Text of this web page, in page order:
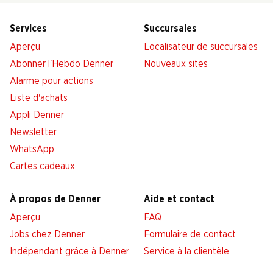
Services
Aperçu
Abonner l'Hebdo Denner
Alarme pour actions
Liste d'achats
Appli Denner
Newsletter
WhatsApp
Cartes cadeaux
Succursales
Localisateur de succursales
Nouveaux sites
À propos de Denner
Aperçu
Jobs chez Denner
Indépendant grâce à Denner
Aide et contact
FAQ
Formulaire de contact
Service à la clientèle